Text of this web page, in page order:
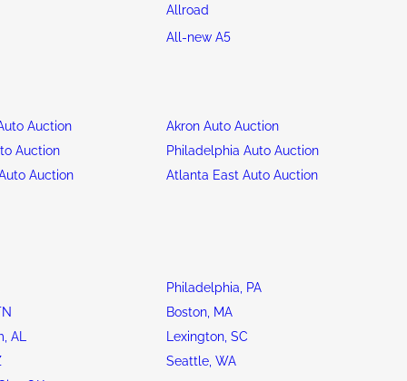
Allroad
All-new A5
Auction
Akron Auto Auction
Auction
Philadelphia Auto Auction
Auction
Atlanta East Auto Auction
Philadelphia, PA
Boston, MA
AL
Lexington, SC
Seattle, WA